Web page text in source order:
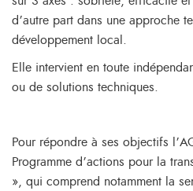
d’autre part dans une approche
développement local.
Elle intervient en toute
ou de solutions techniques.
Pour répondre à ses objectifs
Programme d’actions pour la
», qui comprend notamment la